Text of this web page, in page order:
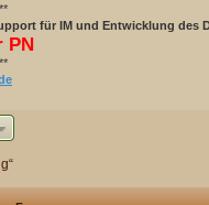
für IM und Entwicklung des
PN